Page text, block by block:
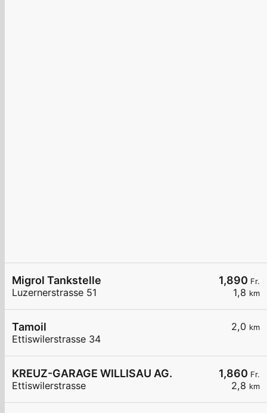
1,890 Fr.
1,8 km
Migrol Tankstelle
Luzernerstrasse 51
2,0 km
Tamoil
Ettiswilerstrasse 34
1,860 Fr.
2,8 km
KREUZ-GARAGE WILLISAU AG.
Ettiswilerstrasse